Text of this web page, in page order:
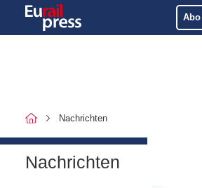
Abo
Nachrichten
Nachrichten